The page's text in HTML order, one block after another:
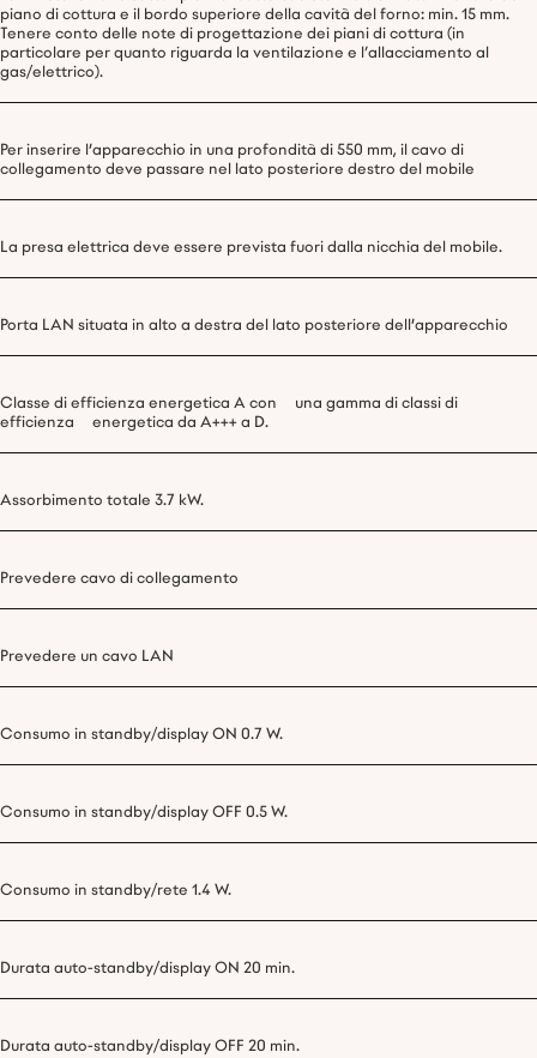
piano di cottura e il bordo superiore della cavità del forno: min. 15 mm.
Tenere conto delle note di progettazione dei piani di cottura (in
particolare per quanto riguarda la ventilazione e l’allacciamento al
gas/elettrico).
Per inserire l'apparecchio in una profondità di 550 mm, il cavo di
collegamento deve passare nel lato posteriore destro del mobile
La presa elettrica deve essere prevista fuori dalla nicchia del mobile.
Porta LAN situata in alto a destra del lato posteriore dell'apparecchio
Classe di efficienza energetica A con una gamma di classi di
efficienza energetica da A+++ a D.
Assorbimento totale 3.7 kW.
Prevedere cavo di collegamento
Prevedere un cavo LAN
Consumo in standby/display ON 0.7 W.
Consumo in standby/display OFF 0.5 W.
Consumo in standby/rete 1.4 W.
Durata auto-standby/display ON 20 min.
Durata auto-standby/display OFF 20 min.